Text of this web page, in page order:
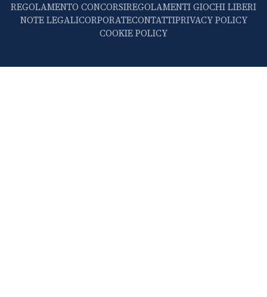
REGOLAMENTO CONCORSIREGOLAMENTI GIOCHI LIBERI
NOTE LEGALICORPORATECONTATTIPRIVACY POLICY
COOKIE POLICY